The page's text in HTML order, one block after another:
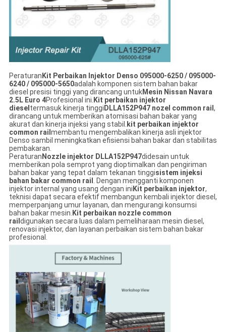
Peraturan Kit Perbaikan Injektor Denso 095000-6250 / 095000-
6240 / 095000-5650adalah komponen sistem bahan bakar
diesel presisi tinggi yang dirancang untukMesin Nissan Navara
2.5L Euro 4Profesional ini. Kit perbaikan injektor
diesel termasuk kinerja tinggi DLLA152P947 nozel common rail ,
dirancang untuk memberikan atomisasi bahan bakar yang
akurat dan kinerja injeksi yang stabil. kit perbaikan injektor
common rail membantu mengembalikan kinerja asli injektor
Denso sambil meningkatkan efisiensi bahan bakar dan stabilitas
pembakaran.
Peraturan Nozzle injektor DLLA152P947didesain untuk
memberikan pola semprot yang dioptimalkan dan pengiriman
bahan bakar yang tepat dalam tekanan tinggisistem injeksi
bahan bakar common rail . Dengan mengganti komponen
injektor internal yang usang dengan ini Kit perbaikan injektor,
teknisi dapat secara efektif membangun kembali injektor diesel,
memperpanjang umur layanan, dan mengurangi konsumsi
bahan bakar mesin. Kit perbaikan nozzle common
rail digunakan secara luas dalam pemeliharaan mesin diesel,
renovasi injektor, dan layanan perbaikan sistem bahan bakar
profesional.